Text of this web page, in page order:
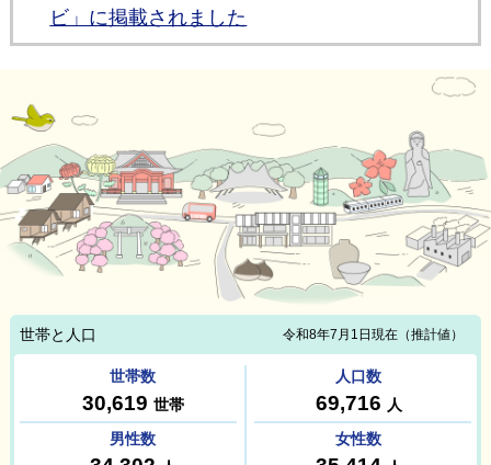
ビ」に掲載されました